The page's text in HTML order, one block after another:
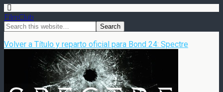
FilmClub
Volver a Título y reparto oficial para Bond 24: Spectre